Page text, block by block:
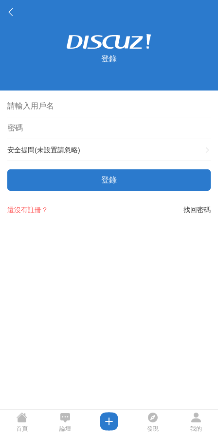
登錄
安全提問(未設置請忽略)
登錄
找回密碼
還沒有註冊？
首頁 論壇 發現 我的